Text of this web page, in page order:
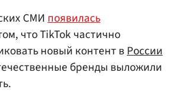
СМИ появилась
что TikTok частично
новый контент вРоссии
бренды выложили